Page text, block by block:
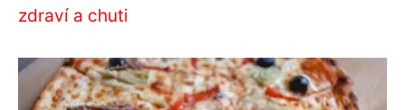
zdraví a chuti